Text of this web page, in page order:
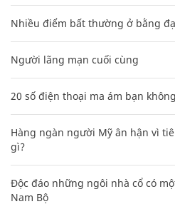
Nhiều điểm bất thường ở bằng
Người lãng mạn cuối cùng
20 số điện thoại ma ám bạn
Hàng ngàn người Mỹ ân hận vì
gì?
Độc đáo những ngôi nhà cổ có
Nam Bộ